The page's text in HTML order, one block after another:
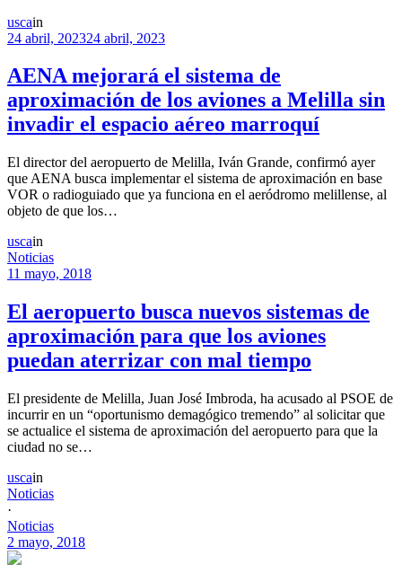
uscain
24 abril, 202324 abril, 2023
AENA mejorará el sistema de
aproximación de los aviones a Melilla sin
invadir el espacio aéreo marroquí
El director del aeropuerto de Melilla, Iván Grande, confirmó ayer
que AENA busca implementar el sistema de aproximación en base
VOR o radioguiado que ya funciona en el aeródromo melillense, al
objeto de que los…
uscain
Noticias
11 mayo, 2018
El aeropuerto busca nuevos sistemas de
aproximación para que los aviones
puedan aterrizar con mal tiempo
El presidente de Melilla, Juan José Imbroda, ha acusado al PSOE de
incurrir en un “oportunismo demagógico tremendo” al solicitar que
se actualice el sistema de aproximación del aeropuerto para que la
ciudad no se…
uscain
Noticias
·
Noticias
2 mayo, 2018